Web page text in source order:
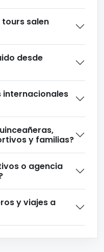
tours salen
desde
internacionales
y familias?
o agencia
y viajes a